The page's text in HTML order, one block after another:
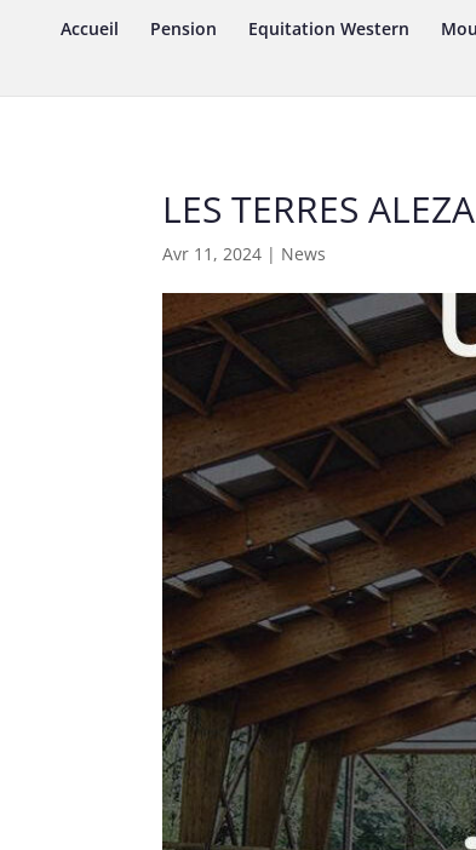
Accueil Pension Equitation Western
LES TERRES
Avr 11, 2024 | News